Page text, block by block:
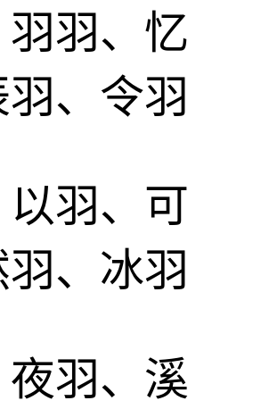
羽、忆
、令羽
羽、可
、冰羽
羽、溪